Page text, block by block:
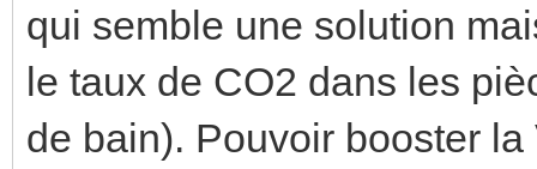
qui semble une solution
le taux de CO2 dans les
de bain). Pouvoir booster